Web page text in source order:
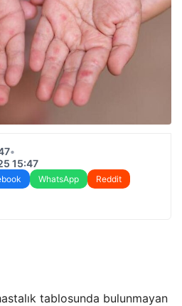
•
15:47
WhatsApp
Reddit
tablosunda bulunmayan